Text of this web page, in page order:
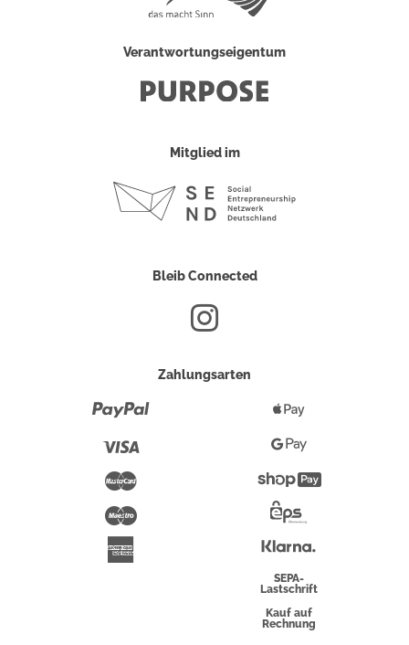
Verantwortungseigentum
Mitglied im
Bleib Connected
Zahlungsarten
Maestro
Pay
Google
Pay
Überweisung
SEPA-
Lastschrift
Kauf auf
Rechnung